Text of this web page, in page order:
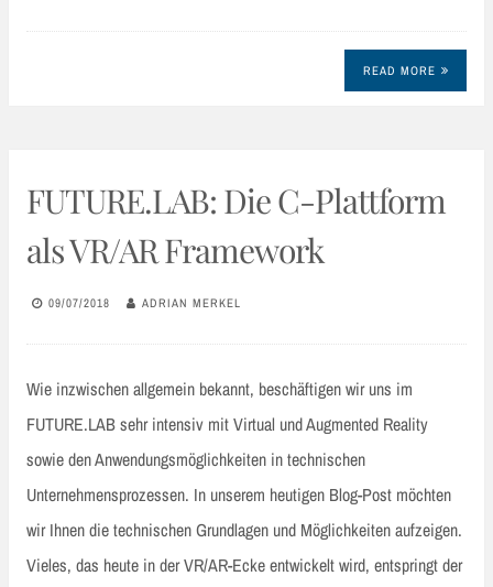
READ MORE
FUTURE.LAB: Die C-Plattform
als VR/AR Framework
09/07/2018 ADRIAN MERKEL
Wie inzwischen allgemein bekannt, beschäftigen wir uns im
FUTURE.LAB sehr intensiv mit Virtual und Augmented Reality
sowie den Anwendungsmöglichkeiten in technischen
Unternehmensprozessen. In unserem heutigen Blog-Post möchten
wir Ihnen die technischen Grundlagen und Möglichkeiten aufzeigen.
Vieles, das heute in der VR/AR-Ecke entwickelt wird, entspringt der